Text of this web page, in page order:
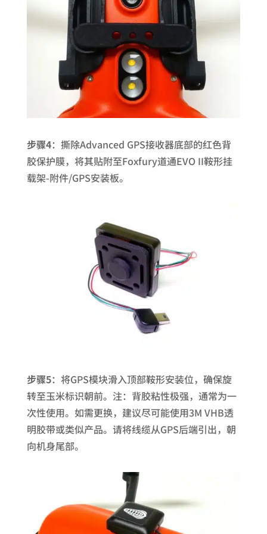
步骤4：撕除Advanced GPS接收器底部的红色背
胶保护膜，将其贴附至Foxfury道通EVO II鞍形挂
载架-附件/GPS安装板。
步骤5：将GPS模块滑入顶部鞍形安装位，确保旋
转至玉米标识朝前。注：背胶粘性极强，通常为一
次性使用。如需更换，建议尽可能使用3M VHB透
明胶带或类似产品。请将线缆从GPS后端引出，朝
向机身尾部。